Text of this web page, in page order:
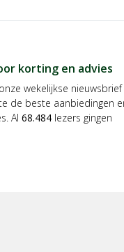
korting en advies
wekelijkse nieuwsbrief
de beste aanbiedingen
Al 68.484 lezers gingen